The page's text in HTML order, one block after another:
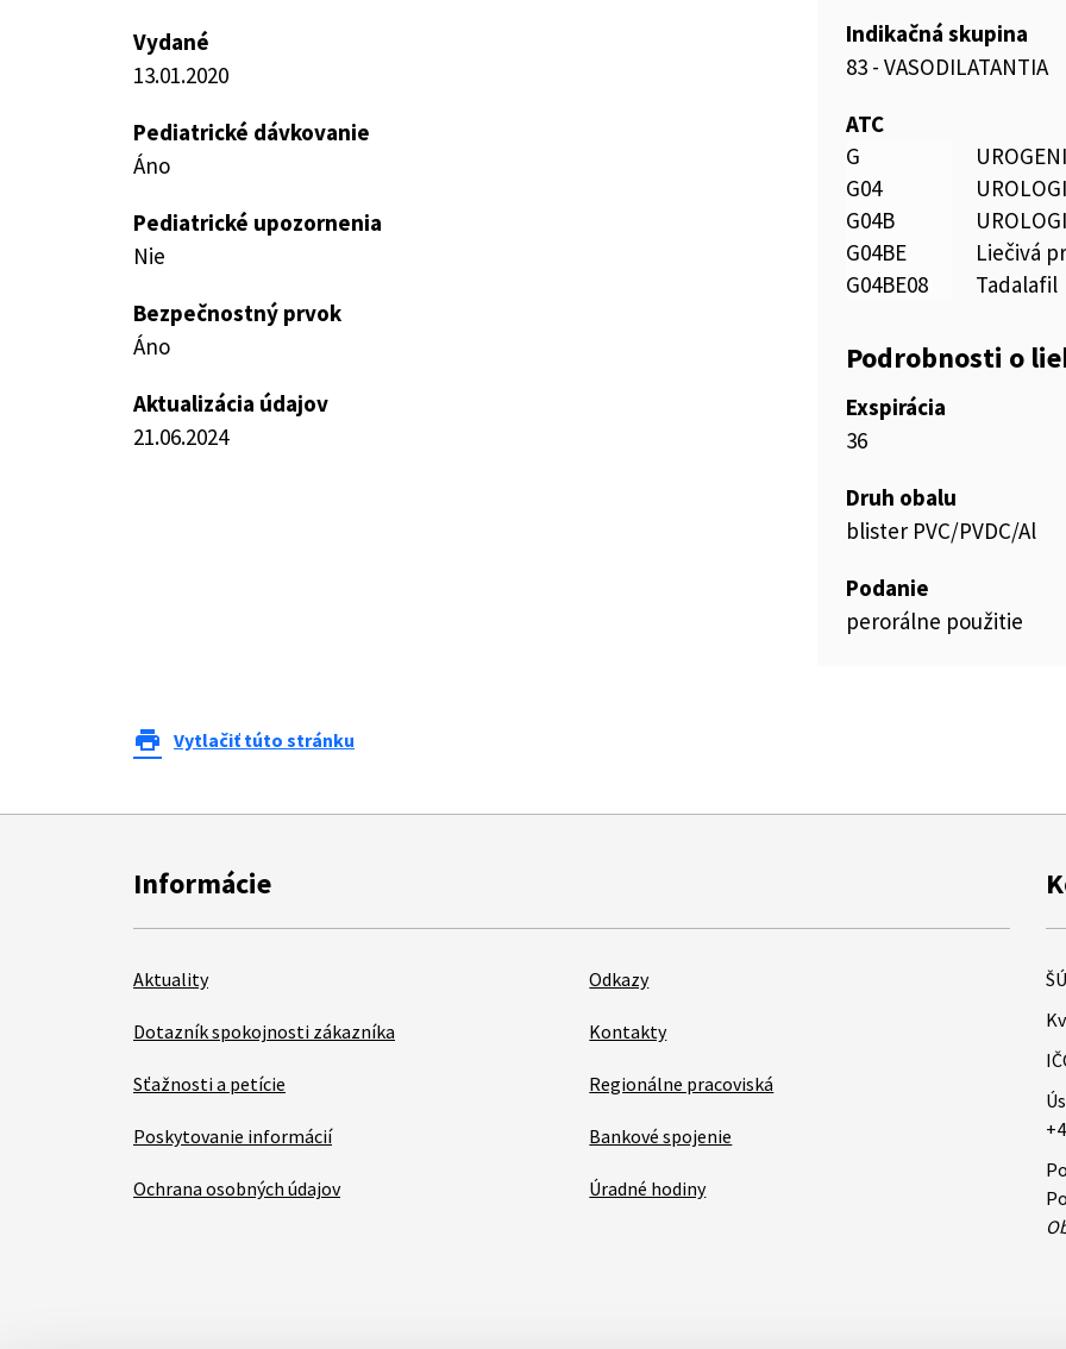
Vydané
13.01.2020
Pediatrické dávkovanie
Áno
Pediatrické upozornenia
Nie
Bezpečnostný prvok
Áno
Aktualizácia údajov
21.06.2024
Indikačná skupina
83 - VASODILATANTIA
ATC
G
G04
G04B
G04BE
Liečivá
G04BE08
Tadalafil
Podrobnosti o
Exspirácia
36
Druh obalu
blister PVC/PVDC/Al
Podanie
perorálne použitie
print Vytlačiť túto stránku
Informácie
Aktuality
Dotazník spokojnosti zákazníka
Sťažnosti a petície
Poskytovanie informácií
Ochrana osobných údajov
Odkazy
Kontakty
Regionálne pracoviská
Bankové spojenie
Úradné hodiny